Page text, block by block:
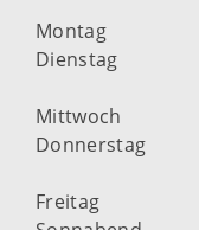
Montag
Dienstag
Mittwoch
Donnerstag
Freitag